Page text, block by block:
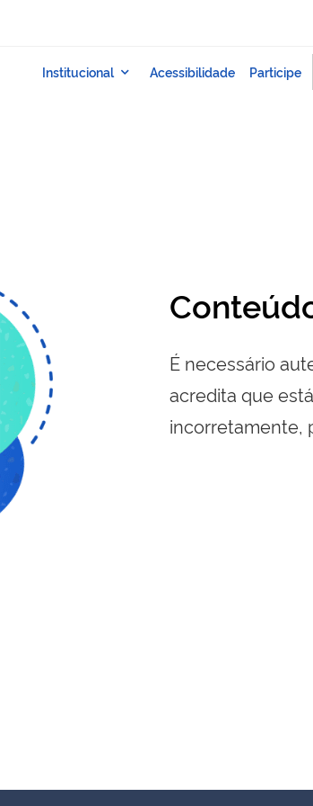
É necessário
acredita que
incorretamente,